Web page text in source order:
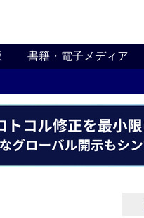
書籍・電子メディア